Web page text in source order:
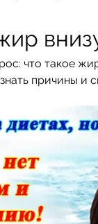
что такое
причины и